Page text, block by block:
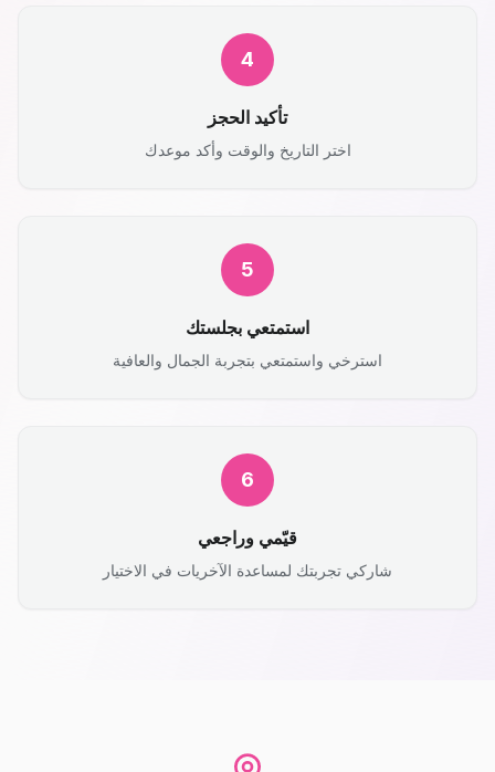
4
تأكيد الحجز
اختر التاريخ والوقت وأكد موعدك
5
استمتعي بجلستك
استرخي واستمتعي بتجربة الجمال والعافية
6
قيّمي وراجعي
شاركي تجربتك لمساعدة الآخريات في الاختيار